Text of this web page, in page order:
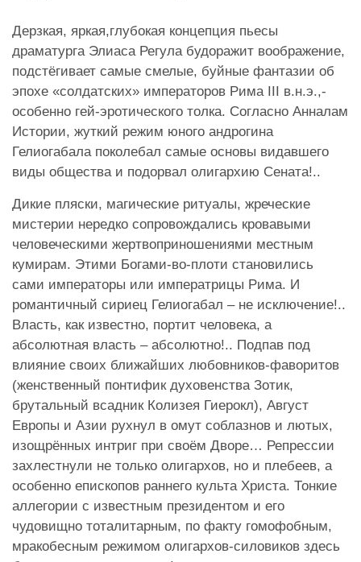
Дерзкая, яркая,глубокая концепция пьесы
драматурга Элиаса Регула будоражит воображение,
подстёгивает самые смелые, буйные фантазии об
эпохе «солдатских» императоров Рима III в.н.э.,-
особенно гей-эротического толка. Согласно Анналам
Истории, жуткий режим юного андрогина
Гелиогабала поколебал самые основы видавшего
виды общества и подорвал олигархию Сената!..
Дикие пляски, магические ритуалы, жреческие
мистерии нередко сопровождались кровавыми
человеческими жертвоприношениями местным
кумирам. Этими Богами-во-плоти становились
сами императоры или императрицы Рима. И
романтичный сириец Гелиогабал – не исключение!..
Власть, как известно, портит человека, а
абсолютная власть – абсолютно!.. Подпав под
влияние своих ближайших любовников-фаворитов
(женственный понтифик духовенства Зотик,
брутальный всадник Колизея Гиерокл), Август
Европы и Азии рухнул в омут соблазнов и лютых,
изощрённых интриг при своём Дворе… Репрессии
захлестнули не только олигархов, но и плебеев, а
особенно епископов раннего культа Христа. Тонкие
аллегории с известным президентом и его
чудовищно тоталитарным, по факту гомофобным,
мракобесным режимом олигархов-силовиков здесь